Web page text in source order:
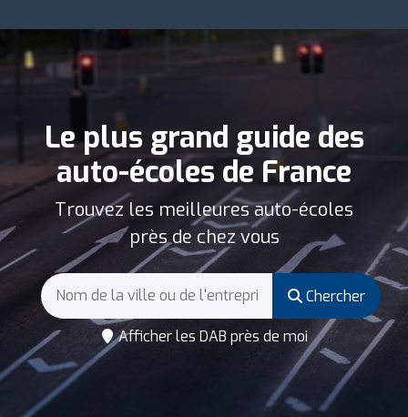
Le plus grand guide des
auto-écoles de France
Trouvez les meilleures auto-écoles
près de chez vous
Chercher
Afficher les DAB près de moi